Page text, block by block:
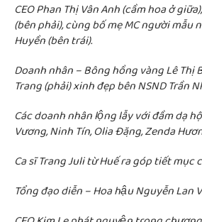
CEO Phan Thị Vân Anh (cầm hoa ở
(bên phải), cùng bố mẹ MC người mẫu
Huyền (bên trái).
Doanh nhân – Bông hồng vàng Lê Thị
Trang (phải) xinh đẹp bên NSND Trần
Các doanh nhân lộng lẫy với đầm dạ
Vương, Ninh Tín, Olia Đặng, Zenda
Ca sĩ Trang Juli từ Huế ra góp tiết
Tổng đạo diễn – Hoa hậu Nguyễn Lan